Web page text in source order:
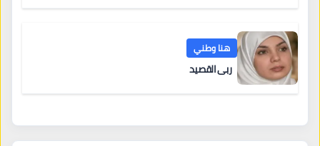
هنا وطني
ربى القصيد